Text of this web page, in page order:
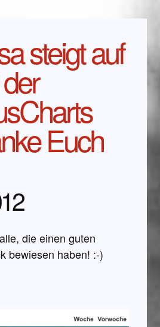
steigt auf
Euch
die einen guten
bewiesen haben! :-)